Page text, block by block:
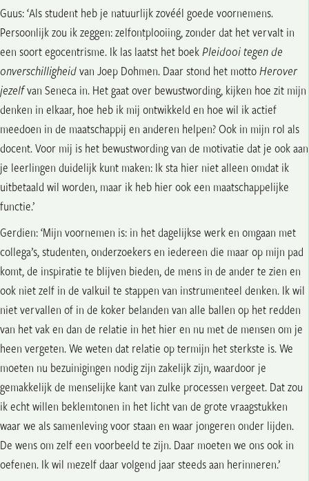
Guus: ‘Als student heb je natuurlijk zovéél goede voornemens.
Persoonlijk zou ik zeggen: zelfontplooiing, zonder dat het vervalt in
een soort egocentrisme. Ik las laatst het boekPleidooi tegen de
onverschilligheidvan Joep Dohmen. Daar stond het mottoHerover
jezelfvan Seneca in. Het gaat over bewustwording, kijken hoe zit mijn
denken in elkaar, hoe heb ik mij ontwikkeld en hoe wil ik actief
meedoen in de maatschappij en anderen helpen? Ook in mijn rol als
docent. Voor mij is het bewustwording van de motivatie dat je ook aan
je leerlingen duidelijk kunt maken: Ik sta hier niet alleen omdat ik
uitbetaald wil worden, maar ik heb hier ook een maatschappelijke
functie.’
Gerdien: ‘Mijn voornemen is: in het dagelijkse werk en omgaan met
collega’s, studenten, onderzoekers en iedereen die maar op mijn pad
komt, de inspiratie te blijven bieden, de mens in de ander te zien en
ook niet zelf in de valkuil te stappen van instrumenteel denken. Ik wil
niet vervallen of in de koker belanden van alle ballen op het redden
van het vak en dan de relatie in het hier en nu met de mensen om je
heen vergeten. We weten dat relatie op termijn het sterkste is. We
moeten nu bezuinigingen nodig zijn zakelijk zijn, waardoor je
gemakkelijk de menselijke kant van zulke processen vergeet. Dat zou
ik echt willen beklemtonen in het licht van de grote vraagstukken
waar we als samenleving voor staan en waar jongeren onder lijden.
De wens om zelf een voorbeeld te zijn. Daar moeten we ons ook in
oefenen. Ik wil mezelf daar volgend jaar steeds aan herinneren.’